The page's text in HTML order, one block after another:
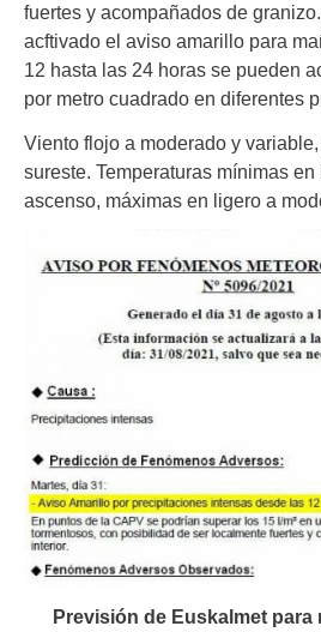
fuertes y acompañados de
acftivado el aviso amarillo para
12 hasta las 24 horas se pueden
por metro cuadrado en diferentes
Viento flojo a moderado y
sureste. Temperaturas mínimas
ascenso, máximas en ligero a
Previsión de Euskalmet para